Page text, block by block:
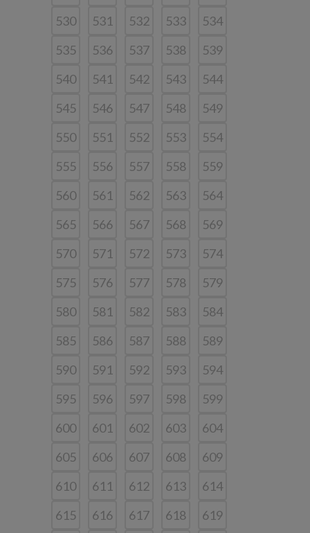
530
531 532 533
534
535
536 537 538
539
540
541 542 543
544
545
546 547 548
549
550
551 552 553
554
555
556 557 558
559
560
561 562 563
564
565
566 567 568
569
570
571 572 573
574
575
576 577 578
579
580
581 582 583
584
585
586 587 588
589
590
591 592 593
594
595
596 597 598
599
600
601 602 603
604
605
606 607 608
609
610
611 612 613
614
615
616 617 618
619